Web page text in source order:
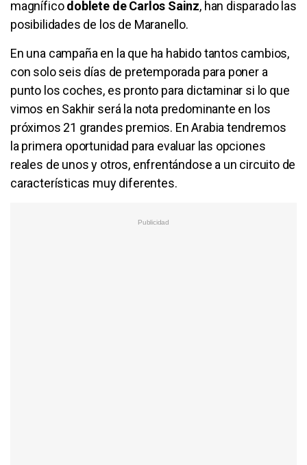
magníficodoblete de Carlos Sainz, han disparado las
posibilidades de los de Maranello.
En una campaña en la que ha habido tantos cambios,
con solo seis días de pretemporada para poner a
punto los coches, es pronto para dictaminar si lo que
vimos en Sakhir será la nota predominante en los
próximos 21 grandes premios. En Arabia tendremos
la primera oportunidad para evaluar las opciones
reales de unos y otros, enfrentándose a un circuito de
características muy diferentes.